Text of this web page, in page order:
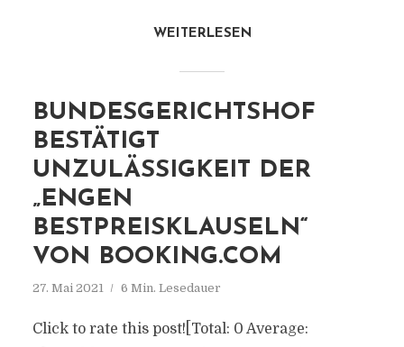
WEITERLESEN
BUNDESGERICHTSHOF
BESTÄTIGT
UNZULÄSSIGKEIT DER
„ENGEN
BESTPREISKLAUSELN“
VON BOOKING.COM
27. Mai 2021 6 Min. Lesedauer
Click to rate this post![Total: 0 Average: